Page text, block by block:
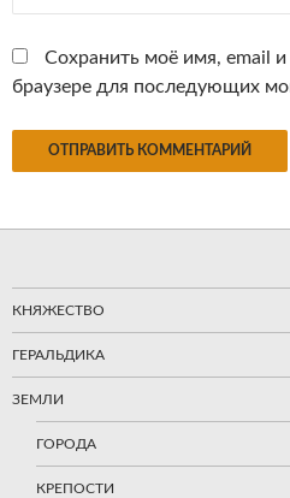
Сохранить моё имя, email и
браузере для последующих
КНЯЖЕСТВО
ГЕРАЛЬДИКА
ЗЕМЛИ
ГОРОДА
КРЕПОСТИ